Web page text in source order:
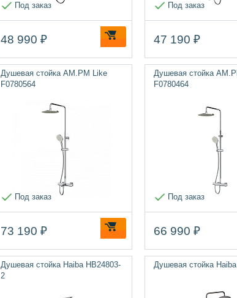
Под заказ
48 990 ₽
Под заказ
47 190 ₽
Душевая стойка AM.PM Like
F0780564
Под заказ
73 190 ₽
Душевая стойка
F0780464
Под заказ
66 990 ₽
Душевая стойка Haiba HB24803-
2
Душевая стойка